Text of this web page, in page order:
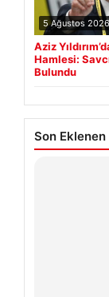
5 Ağustos 2026
Aziz
Hamlesi:
Bulundu
Son